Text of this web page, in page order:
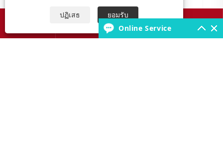

ปฏิเสธ ยอมรับ
Online Service